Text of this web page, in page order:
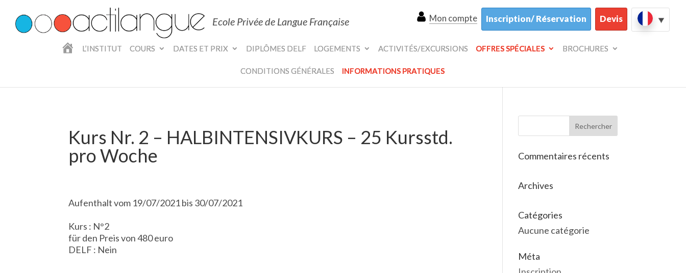
Ecole Privée de Langue Française Mon compte Inscription/ Réservation Devis
L
L’INSTITUT COURS DATES ET PRIX DIPLÔMES DELF LOGEMENTS ACTIVITÉS/EXCURSIONS OFFRES SPÉCIALES BROCHURES
CONDITIONS GÉNÉRALES INFORMATIONS PRATIQUES
Kurs Nr. 2 – HALBINTENSIVKURS – 25 Kursstd.
pro Woche
Aufenthalt vom 19/07/2021 bis 30/07/2021
Kurs : N°2
für den Preis von 480 euro
DELF : Nein
Commentaires récents
Archives
Catégories
Aucune catégorie
Méta